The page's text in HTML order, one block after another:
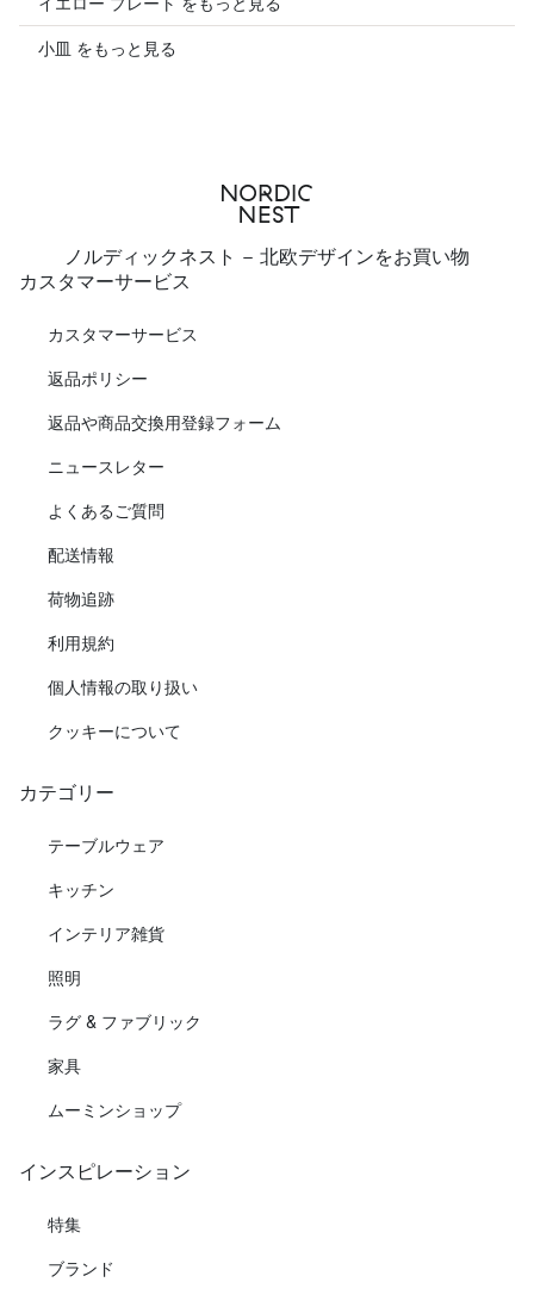
小皿 をもっと見る
ノルディックネスト - 北欧デザインをお買い物
カスタマーサービス
カスタマーサービス
返品ポリシー
返品や商品交換用登録フォーム
ニュースレター
よくあるご質問
配送情報
荷物追跡
利用規約
個人情報の取り扱い
クッキーについて
カテゴリー
テーブルウェア
キッチン
インテリア雑貨
照明
ラグ & ファブリック
家具
ムーミンショップ
インスピレーション
特集
ブランド